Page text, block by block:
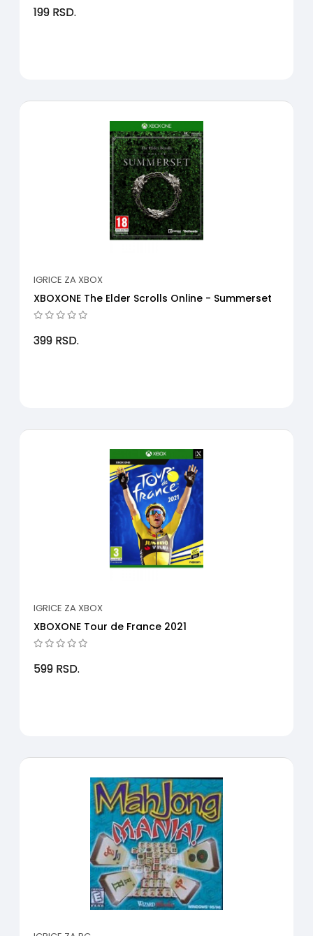
199 RSD.
IGRICE ZA XBOX
XBOXONE The Elder Scrolls Online - Summerset
399 RSD.
IGRICE ZA XBOX
XBOXONE Tour de France 2021
599 RSD.